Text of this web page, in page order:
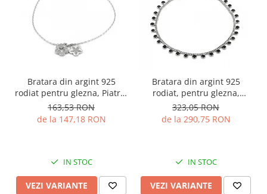
Bratara din argint 925
rodiat pentru glezna, Piatra:
cubic zirconia,Sonis Silver
163,53 RON
de la 147,18 RON
IN STOC
VEZI VARIANTE
Bratara din argint 925
rodiat, pentru glezna,
Piatra: onix fatetat, Sonis
Silver
323,05 RON
de la 290,75 RON
IN STOC
VEZI VARIANTE